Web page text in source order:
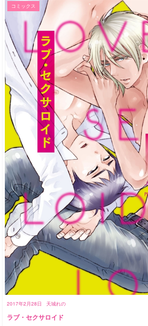
2017年2月28日 天城れの
コミックス
ラブ・セクサロイド